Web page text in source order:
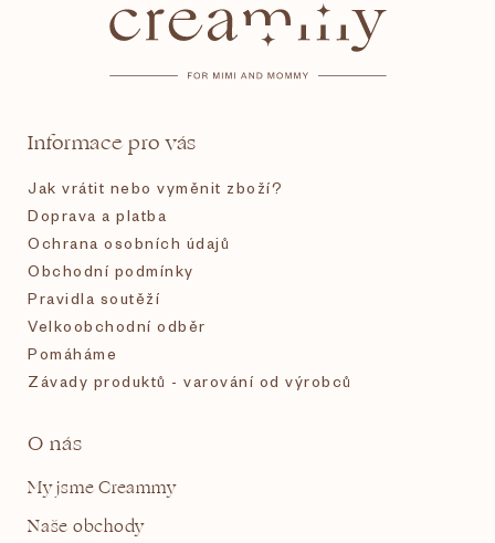
Informace pro vás
Jak vrátit nebo vyměnit zboží?
Doprava a platba
Ochrana osobních údajů
Obchodní podmínky
Pravidla soutěží
Velkoobchodní odběr
Pomáháme
Závady produktů - varování od výrobců
O nás
My jsme Creammy
Naše obchody